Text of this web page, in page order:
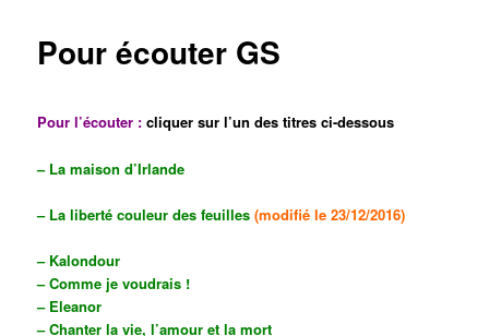
Pour écouter GS
Pour l’écouter : cliquer sur l’un des titres ci-dessous
– La maison d’Irlande
– La liberté couleur des feuilles (modifié le 23/12/2016)
– Kalondour
– Comme je voudrais !
– Eleanor
–Chanter la vie, l’amour et la mort